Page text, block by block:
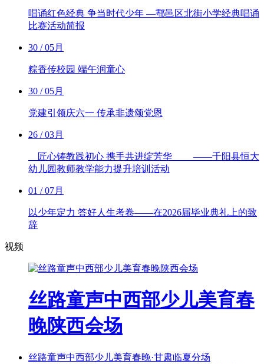
唱诵红色经典 争当时代少年 —鄠邑区北街小学经典唱诵
比赛活动简报
30 / 05月
粽香传校园 端午润童心
30 / 05月
党建引领庆六一 传承非遗颂党恩
26 / 03月
匠心铸教践初心 携手共进绽芳华 ——千阳县恒大
幼儿园教师教学能力提升培训活动
01 / 07月
以少年定力 答好人生考卷——在2026届毕业典礼上的致
辞
视频
丝路童声中西部少儿美育春
晚陕西会场
丝路童声中西部少儿美育春晚·甘肃临夏分场